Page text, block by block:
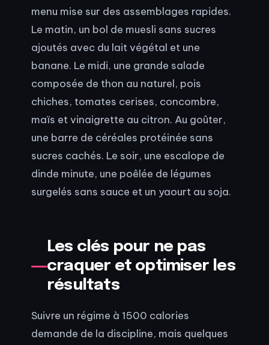
menu mise sur des assemblages rapides.
Le matin, un bol de muesli sans sucres
ajoutés avec du lait végétal et une
banane. Le midi, une grande salade
composée de thon au naturel, pois
chiches, tomates cerises, concombre,
maïs et vinaigrette au citron. Au goûter,
une barre de céréales protéinée sans
sucres cachés. Le soir, une escalope de
dinde minute, une poêlée de légumes
surgelés sans sauce et un yaourt au soja.
Les clés pour ne pas
craquer et optimiser les
résultats
Suivre un régime à 1500 calories
demande de la discipline, mais quelques